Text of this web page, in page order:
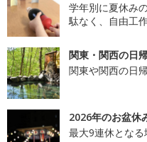
学年別に夏休み
駄なく、自由工
関東・関西の日
関東や関西の日
2026年のお盆休
最大9連休となる